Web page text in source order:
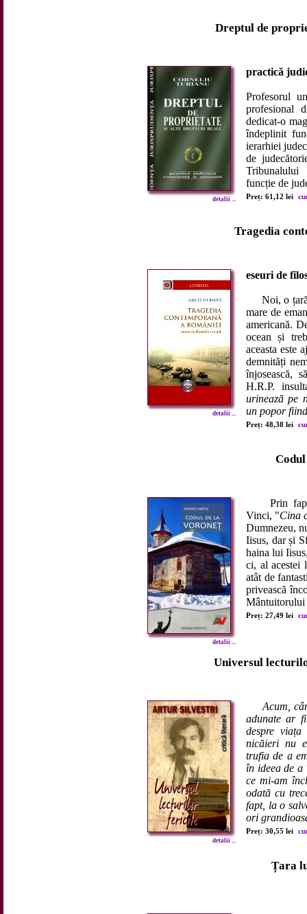
Dreptul de
detalii ...
practică
Profesorul
profesional
dedicat-o
îndeplinit
ierarhiei
de
funcție de
Preț: 61,12 lei
Tragedia
detalii ...
eseuri de
Noi, o țară
mare de
americană.
ocean și
aceasta este
demnități
înjosească,
H.R.P.
urinează pe
un popor
Preț: 48,38 lei
detalii ...
Prin
Vinci, "Cina
Dumnezeu,
Iisus, dar și
haina lui
ci, al acestei
atât de
privească
Mântuitorului
Preț: 27,49 lei
Universul
detalii ...
Acum,
adunate ar fi
despre
nicăieri nu
trufia de a
în ideea de a
ce mi-am
odată cu
fapt, la o
ori
Preț: 30,55 lei
Țara